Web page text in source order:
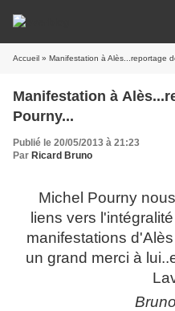
Accueil » Manifestation à Alès...reportage
Manifestation à
Pourny...
Publié le 20/05/2013 à 21:23
Par Ricard Bruno
Michel Pourny
liens vers
manifestations
un grand merci à